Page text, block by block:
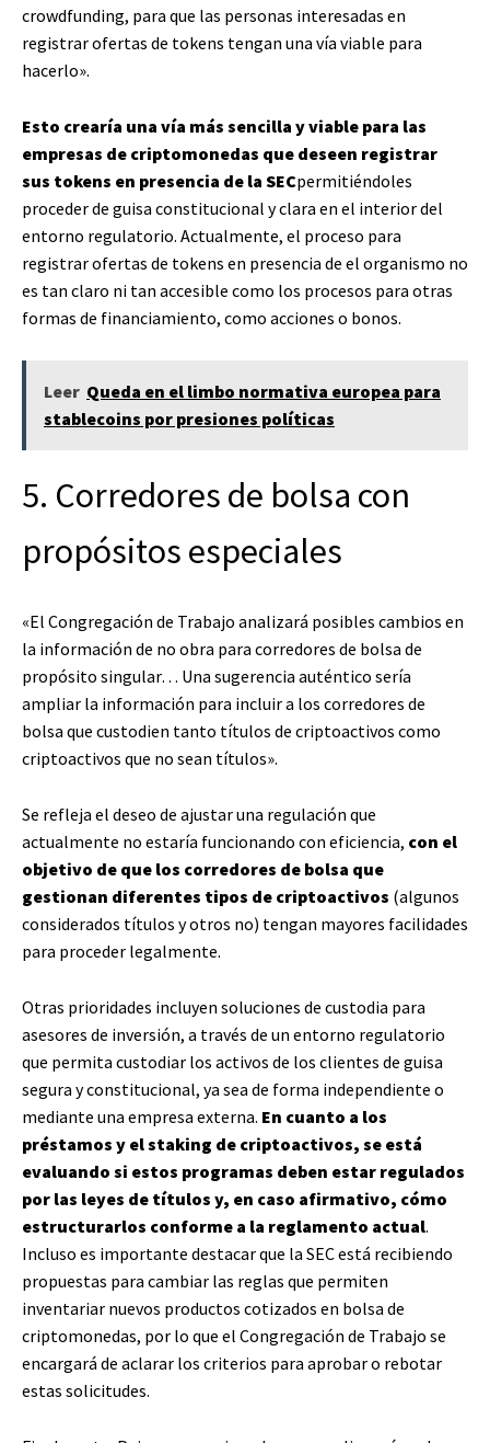
crowdfunding, para que las personas interesadas en
registrar ofertas de tokens tengan una vía viable para
hacerlo».
Esto crearía una vía más sencilla y viable para las
empresas de criptomonedas que deseen registrar
sus tokens en presencia de la SECpermitiéndoles
proceder de guisa constitucional y clara en el interior del
entorno regulatorio. Actualmente, el proceso para
registrar ofertas de tokens en presencia de el organismo no
es tan claro ni tan accesible como los procesos para otras
formas de financiamiento, como acciones o bonos.
Leer Queda en el limbo normativa europea para
stablecoins por presiones políticas
5. Corredores de bolsa con
propósitos especiales
«El Congregación de Trabajo analizará posibles cambios en
la información de no obra para corredores de bolsa de
propósito singular… Una sugerencia auténtico sería
ampliar la información para incluir a los corredores de
bolsa que custodien tanto títulos de criptoactivos como
criptoactivos que no sean títulos».
Se refleja el deseo de ajustar una regulación que
actualmente no estaría funcionando con eficiencia, con el
objetivo de que los corredores de bolsa que
gestionan diferentes tipos de criptoactivos (algunos
considerados títulos y otros no) tengan mayores facilidades
para proceder legalmente.
Otras prioridades incluyen soluciones de custodia para
asesores de inversión, a través de un entorno regulatorio
que permita custodiar los activos de los clientes de guisa
segura y constitucional, ya sea de forma independiente o
mediante una empresa externa. En cuanto a los
préstamos y el staking de criptoactivos, se está
evaluando si estos programas deben estar regulados
por las leyes de títulos y, en caso afirmativo, cómo
estructurarlos conforme a la reglamento actual.
Incluso es importante destacar que la SEC está recibiendo
propuestas para cambiar las reglas que permiten
inventariar nuevos productos cotizados en bolsa de
criptomonedas, por lo que el Congregación de Trabajo se
encargará de aclarar los criterios para aprobar o rebotar
estas solicitudes.